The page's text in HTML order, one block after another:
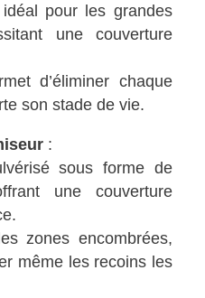
pour les grandes
une couverture
d’éliminer chaque
son stade de vie.
:
sous forme de
une couverture
zones encombrées,
même les recoins les